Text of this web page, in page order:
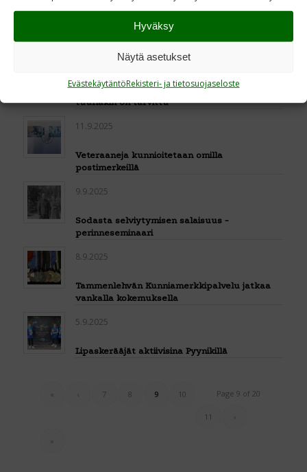
Hyväksy
Näytä asetukset
EvästekäytäntöRekisteri- ja tietosuojaseloste
Veteraaniperinteen valtakunnallinen
Suomi on syntynyt työllä ja vaivalla –
tuuriakin on tarvittu
11.9.2025
Veteraaneja kunnioitetaan omilla
postimerkeillä
9.9.2025
Sodasta selviytymisen salaisuus -
perinneseminaari
8.9.2025
Tammenlehvän Kunniamerkkipalvelu jatkaa
vankalla kokemuksella
5.9.2025
Lipaskerääjät aktiivisina Pyynikillä
Page 9 of 20
« ‹ 7 8 9 10
11 ›
»